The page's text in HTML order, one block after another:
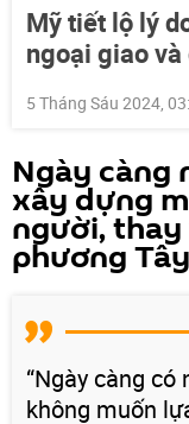
Mỹ tiết lộ lý
ngoại giao
5 Tháng Sáu 2024,
Ngày càng
xây dựng
người,
phương
“Ngày càng
không muốn